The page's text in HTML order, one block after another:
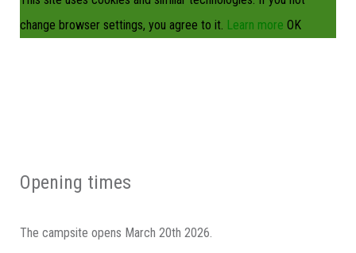
change browser settings, you agree to it. Learn more OK
Opening times
The campsite opens March 20th 2026